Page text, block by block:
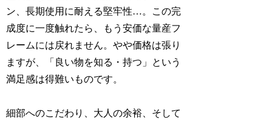
ン、長期使用に耐える堅牢性…。この完
成度に一度触れたら、もう安価な量産フ
レームには戻れません。やや価格は張り
ますが、「良い物を知る・持つ」という
満足感は得難いものです。
細部へのこだわり、大人の余裕、そして